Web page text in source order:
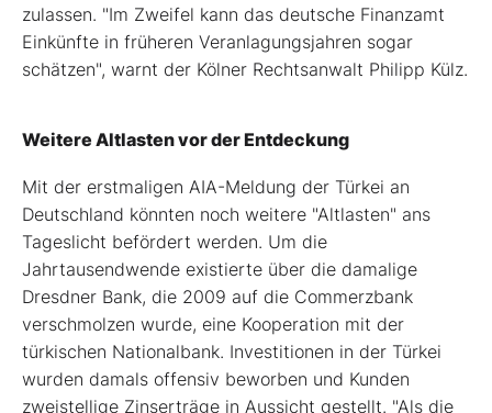
zulassen. "Im Zweifel kann das deutsche Finanzamt
Einkünfte in früheren Veranlagungsjahren sogar
schätzen", warnt der Kölner Rechtsanwalt Philipp Külz.
Weitere Altlasten vor der Entdeckung
Mit der erstmaligen AIA-Meldung der Türkei an
Deutschland könnten noch weitere "Altlasten" ans
Tageslicht befördert werden. Um die
Jahrtausendwende existierte über die damalige
Dresdner Bank, die 2009 auf die Commerzbank
verschmolzen wurde, eine Kooperation mit der
türkischen Nationalbank. Investitionen in der Türkei
wurden damals offensiv beworben und Kunden
zweistellige Zinserträge in Aussicht gestellt. "Als die